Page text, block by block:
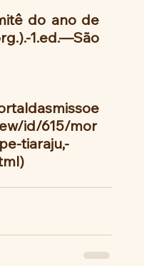
do ano de
1.ed.—São
id/615/mor
tiaraju,-